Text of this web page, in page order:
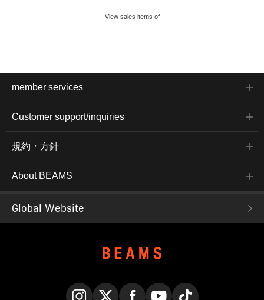
View sales items of
member services
Customer support/inquiries
規約・方針
About BEAMS
Global Website